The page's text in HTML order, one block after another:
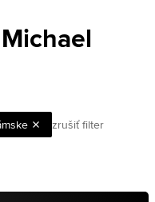
zrušiť filter